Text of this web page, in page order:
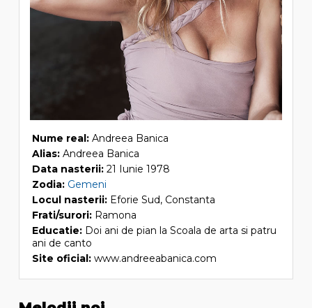
Nume real:Andreea Banica
Alias:Andreea Banica
Data nasterii:21 Iunie 1978
Zodia: Gemeni
Locul nasterii:Eforie Sud, Constanta
Frati/surori:Ramona
Educatie:Doi ani de pian la Scoala de arta si patru
ani de canto
Site oficial:www.andreeabanica.com